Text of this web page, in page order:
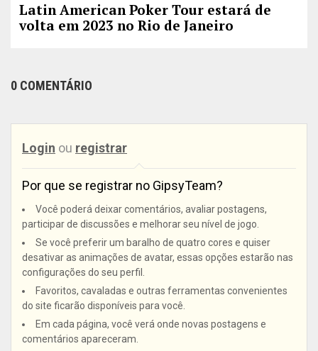
Latin American Poker Tour estará de
volta em 2023 no Rio de Janeiro
0 COMENTÁRIO
Login ou registrar
Por que se registrar no GipsyTeam?
Você poderá deixar comentários, avaliar postagens,
participar de discussões e melhorar seu nível de jogo.
Se você preferir um baralho de quatro cores e quiser
desativar as animações de avatar, essas opções estarão nas
configurações do seu perfil.
Favoritos, cavaladas e outras ferramentas convenientes
do site ficarão disponíveis para você.
Em cada página, você verá onde novas postagens e
comentários apareceram.